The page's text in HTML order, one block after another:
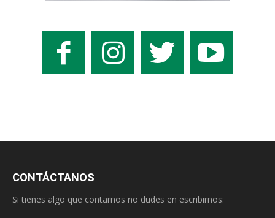
CONTÁCTANOS
Si tienes algo que contarnos no dudes en escribirnos: